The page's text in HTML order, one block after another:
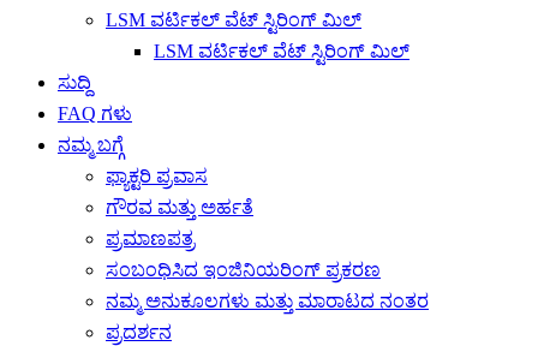
LSM ವರ್ಟಿಕಲ್ ವೆಟ್ ಸ್ಟಿರಿಂಗ್ ಮಿಲ್
LSM ವರ್ಟಿಕಲ್ ವೆಟ್ ಸ್ಟಿರಿಂಗ್ ಮಿಲ್
ಸುದ್ದಿ
FAQ ಗಳು
ನಮ್ಮ ಬಗ್ಗೆ
ಫ್ಯಾಕ್ಟರಿ ಪ್ರವಾಸ
ಗೌರವ ಮತ್ತು ಅರ್ಹತೆ
ಪ್ರಮಾಣಪತ್ರ
ಸಂಬಂಧಿಸಿದ ಇಂಜಿನಿಯರಿಂಗ್ ಪ್ರಕರಣ
ನಮ್ಮ ಅನುಕೂಲಗಳು ಮತ್ತು ಮಾರಾಟದ ನಂತರ
ಪ್ರದರ್ಶನ